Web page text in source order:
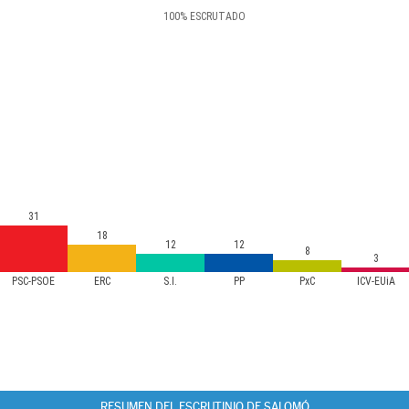
100% ESCRUTADO
PSC-PSOE ERC S.I. PP PxC ICV-EUiA
31
18
12 12 8
3